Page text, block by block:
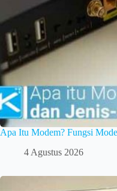
Apa Itu Modem? Fungsi
4 Agustus 2026